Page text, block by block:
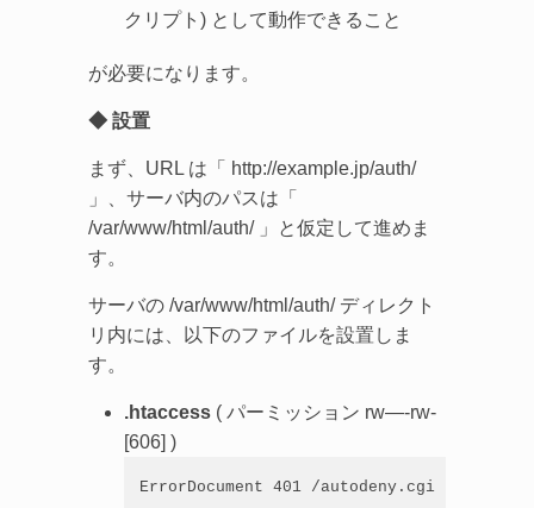
クリプト) として動作できること
が必要になります。
◆ 設置
まず、URL は「 http://example.jp/auth/
」、サーバ内のパスは「
/var/www/html/auth/ 」と仮定して進めま
す。
サーバの /var/www/html/auth/ ディレクト
リ内には、以下のファイルを設置しま
す。
.htaccess ( パーミッション rw—-rw-
[606] )
ErrorDocument 401 /autodeny.cgi